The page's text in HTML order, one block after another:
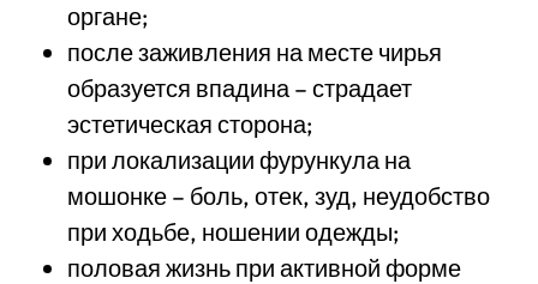
органе;
после заживления на месте чирья
образуется впадина – страдает
эстетическая сторона;
при локализации фурункула на
мошонке – боль, отек, зуд, неудобство
при ходьбе, ношении одежды;
половая жизнь при активной форме